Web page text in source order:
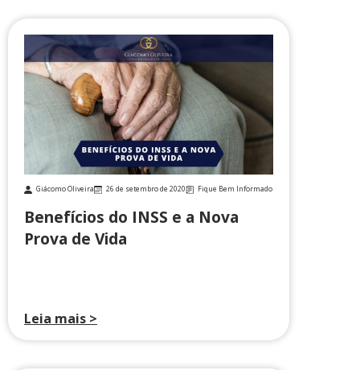
Giácomo Oliveira 26 de setembro de 2020 Fique Bem Informado
Benefícios do INSS e a Nova
Prova de Vida
Leia mais >